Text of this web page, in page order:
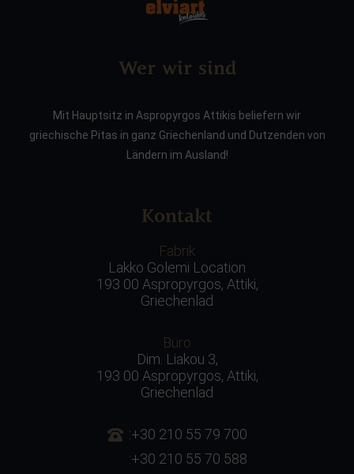
Wer wir sind
Mit Hauptsitz in Aspropyrgos Attikis beliefern wir
griechische Pitas in ganz Griechenland und Dutzenden von
Ländern im Ausland!
Kontakt
Fabrik
Lakko Golemi Location
193 00 Aspropyrgos, Attiki,
Griechenlad
Büro
Dim. Liakou 3,
193 00 Aspropyrgos, Attiki,
Griechenlad
:+30 210 55 79 700
:+30 210 55 70 588